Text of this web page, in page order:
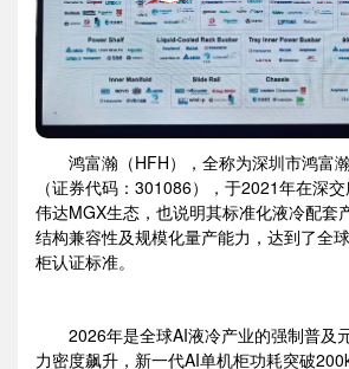
鸿富瀚（HFH），全称为深圳市鸿富
（证券代码：301086），于2021年在深
伟达MGX生态，也说明其标准化液冷配套
结构兼容性及规模化量产能力，达到了全
柜认证标准。
2026年是全球AI液冷产业的强制普及
力密度飙升，新一代AI单机柜功耗突破